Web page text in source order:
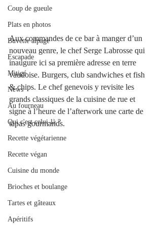
Coup de gueule
Plats en photos
Buvette alpage
Escapade
Mitigé
News
Au fourneau
Qui c'est celui-là ?
Recette végétarienne
Recette végan
Cuisine du monde
Brioches et boulange
Tartes et gâteaux
Apéritifs
Aux commandes de ce bar à manger d’un
nouveau genre, le chef Serge Labrosse qui
inaugure ici sa première adresse en terre
vaudoise. Burgers, club sandwiches et fish
& chips. Le chef genevois y revisite les
grands classiques de la cuisine de rue et
signe à l’heure de l’afterwork une carte de
tapas gourmands.